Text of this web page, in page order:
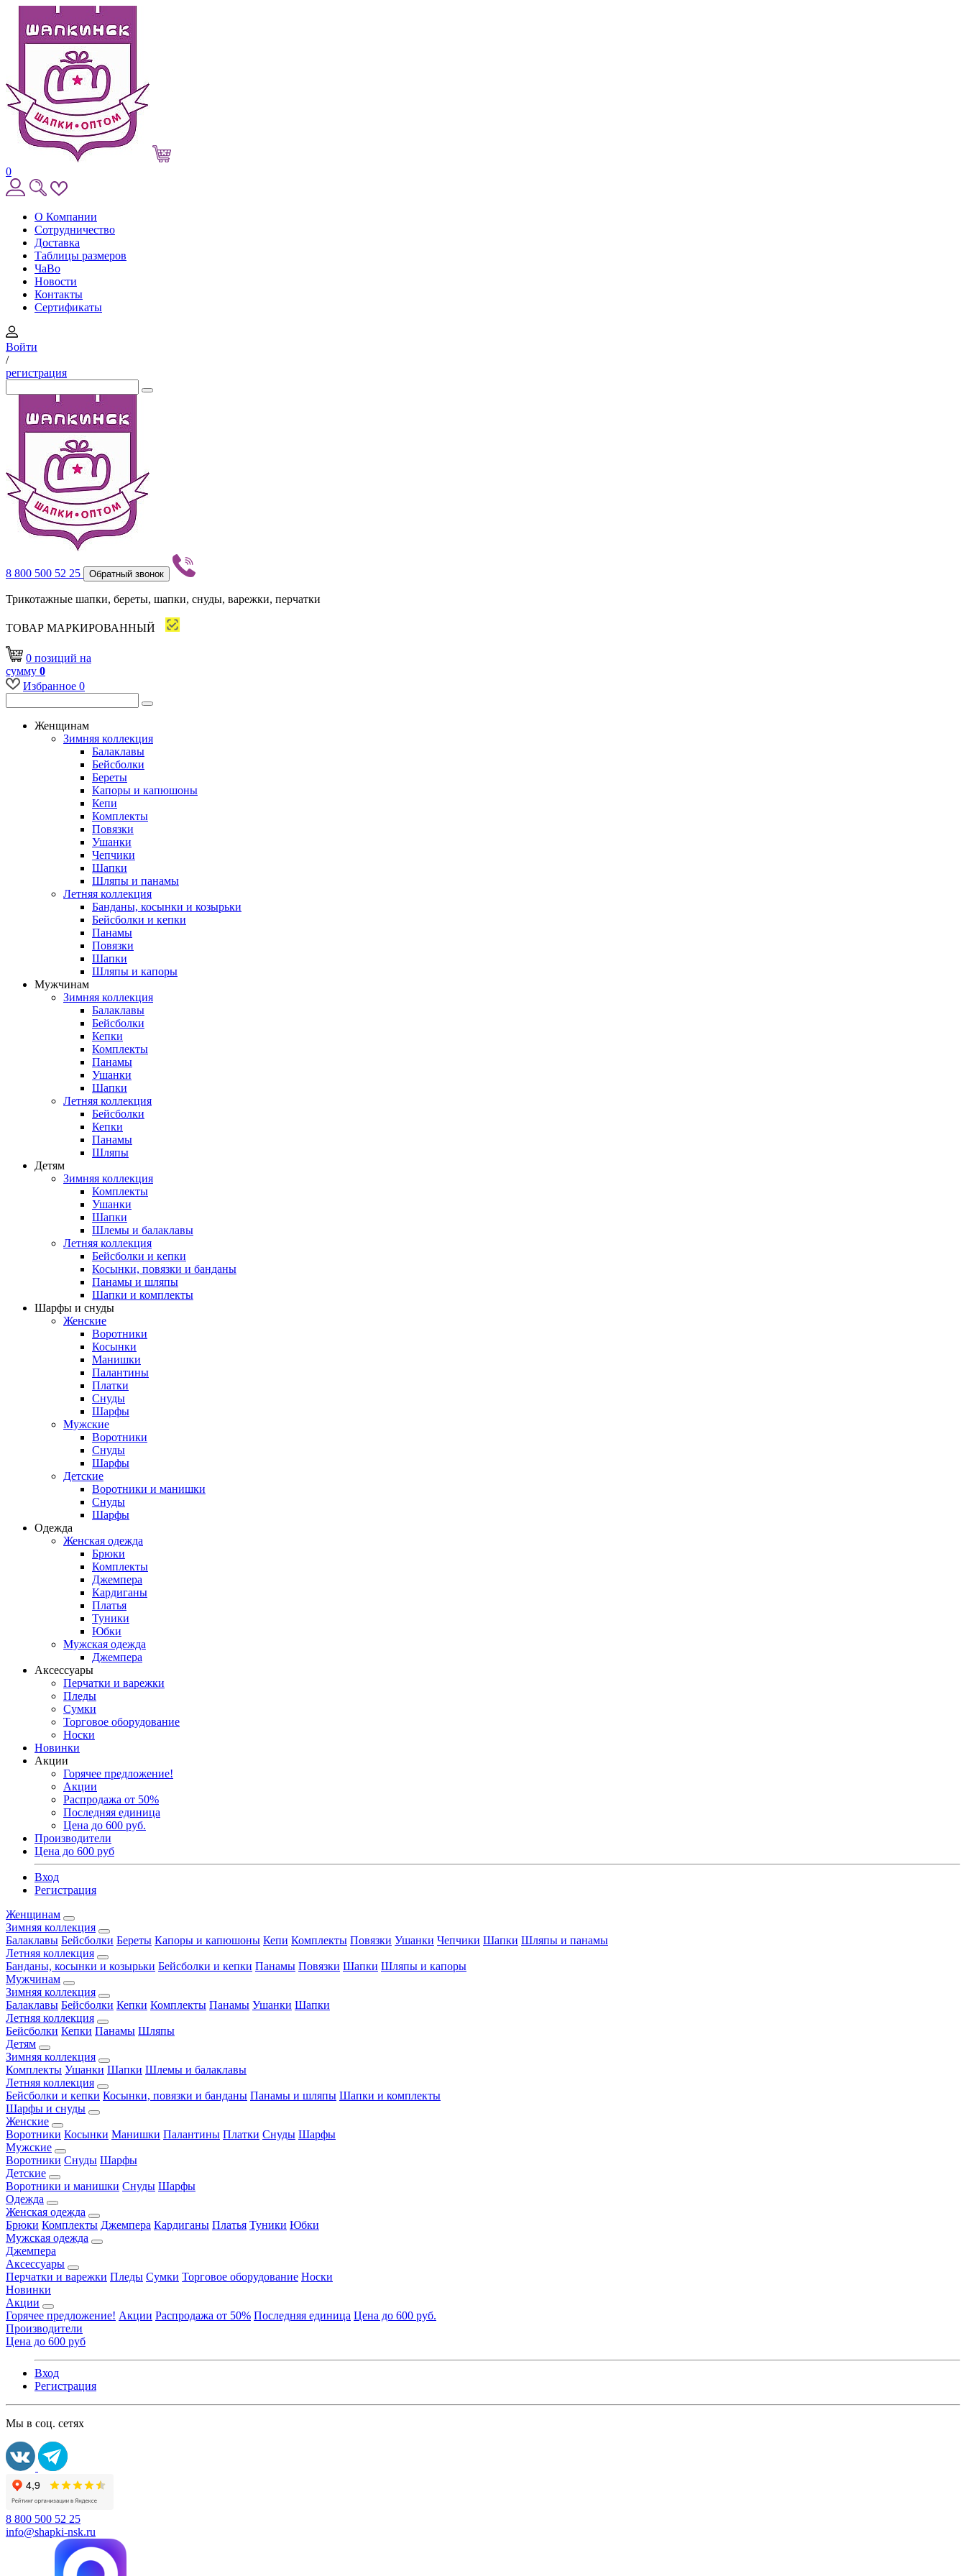
0
О Компании
Сотрудничество
Доставка
Таблицы размеров
ЧаВо
Новости
Контакты
Сертификаты
Войти
/
регистрация
8 800 500 52 25 Обратный звонок
Трикотажные шапки, береты, шапки, снуды, варежки, перчатки
ТОВАР МАРКИРОВАННЫЙ
0 позиций на
сумму 0
Избранное 0
Женщинам
Зимняя коллекция
Балаклавы
Бейсболки
Береты
Капоры и капюшоны
Кепи
Комплекты
Повязки
Ушанки
Чепчики
Шапки
Шляпы и панамы
Летняя коллекция
Банданы, косынки и козырьки
Бейсболки и кепки
Панамы
Повязки
Шапки
Шляпы и капоры
Мужчинам
Зимняя коллекция
Балаклавы
Бейсболки
Кепки
Комплекты
Панамы
Ушанки
Шапки
Летняя коллекция
Бейсболки
Кепки
Панамы
Шляпы
Детям
Зимняя коллекция
Комплекты
Ушанки
Шапки
Шлемы и балаклавы
Летняя коллекция
Бейсболки и кепки
Косынки, повязки и банданы
Панамы и шляпы
Шапки и комплекты
Шарфы и снуды
Женские
Воротники
Косынки
Манишки
Палантины
Платки
Снуды
Шарфы
Мужские
Воротники
Снуды
Шарфы
Детские
Воротники и манишки
Снуды
Шарфы
Одежда
Женская одежда
Брюки
Комплекты
Джемпера
Кардиганы
Платья
Туники
Юбки
Мужская одежда
Джемпера
Аксессуары
Перчатки и варежки
Пледы
Сумки
Торговое оборудование
Носки
Новинки
Акции
Горячее предложение!
Акции
Распродажа от 50%
Последняя единица
Цена до 600 руб.
Производители
Цена до 600 руб
Вход
Регистрация
Женщинам
Зимняя коллекция
Балаклавы Бейсболки Береты Капоры и капюшоны Кепи Комплекты Повязки Ушанки Чепчики Шапки Шляпы и панамы
Летняя коллекция
Банданы, косынки и козырьки Бейсболки и кепки Панамы Повязки Шапки Шляпы и капоры
Мужчинам
Зимняя коллекция
Балаклавы Бейсболки Кепки Комплекты Панамы Ушанки Шапки
Летняя коллекция
Бейсболки Кепки Панамы Шляпы
Детям
Зимняя коллекция
Комплекты Ушанки Шапки Шлемы и балаклавы
Летняя коллекция
Бейсболки и кепки Косынки, повязки и банданы Панамы и шляпы Шапки и комплекты
Шарфы и снуды
Женские
Воротники Косынки Манишки Палантины Платки Снуды Шарфы
Мужские
Воротники Снуды Шарфы
Детские
Воротники и манишки Снуды Шарфы
Одежда
Женская одежда
Брюки Комплекты Джемпера Кардиганы Платья Туники Юбки
Мужская одежда
Джемпера
Аксессуары
Перчатки и варежки Пледы Сумки Торговое оборудование Носки
Новинки
Акции
Горячее предложение! Акции Распродажа от 50% Последняя единица Цена до 600 руб.
Производители
Цена до 600 руб
Вход
Регистрация
Мы в соц. сетях
8 800 500 52 25
info@shapki-nsk.ru